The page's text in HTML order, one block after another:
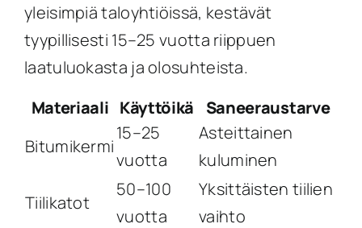
yleisimpiä taloyhtiöissä, kestävät
tyypillisesti 15–25 vuotta riippuen
laatuluokasta ja olosuhteista.
Materiaali Käyttöikä
Saneeraustarve
Bitumikermi
15–25
vuotta
Asteittainen
kuluminen
Tiilikatot
50–100
vuotta
Yksittäisten tiilien
vaihto